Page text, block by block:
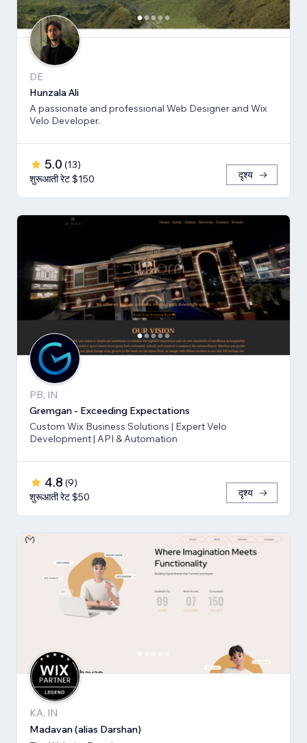
DE
Hunzala Ali
A passionate and professional Web Designer and Wix
Velo Developer.
5.0 (13)
शुरूआती रेट $150
दृश्य
PB, IN
Gremgan - Exceeding Expectations
Custom Wix Business Solutions | Expert Velo
Development | API & Automation
4.8 (9)
शुरूआती रेट $50
दृश्य
KA, IN
Madavan (alias Darshan)